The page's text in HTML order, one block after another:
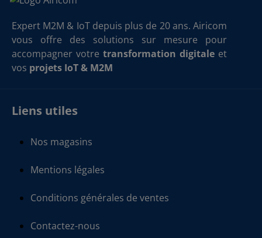
Expert M2M & IoT depuis plus de 20 ans. Airicom
vous offre des solutions sur mesure pour
accompagner votre transformation digitale et
vos projets IoT & M2M
Liens utiles
Nos magasins
Mentions légales
Conditions générales de ventes
Contactez-nous